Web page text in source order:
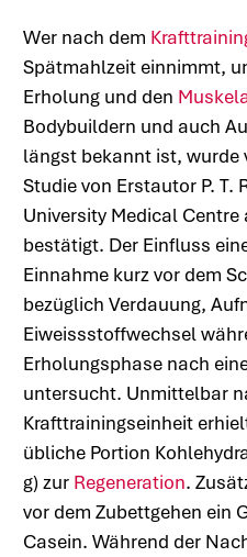
Wer nach dem
Spätmahlzeit einnimmt,
Erholung und den
Bodybuildern und auch
längst bekannt ist, wurde
Studie von Erstautor P. T.
University Medical
bestätigt. Der Einfluss
Einnahme kurz vor dem
bezüglich Verdauung,
Eiweissstoffwechsel
Erholungsphase nach
untersucht. Unmittelbar
Krafttrainingseinheit
übliche Portion
g) zur Regeneration.
vor dem Zubettgehen ein
Casein. Während der